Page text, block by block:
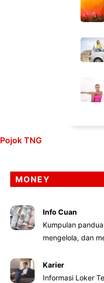
Pojok TNG
MONEY
Info Cuan
Kumpulan
mengelola, dan
Karier
Informasi Loker